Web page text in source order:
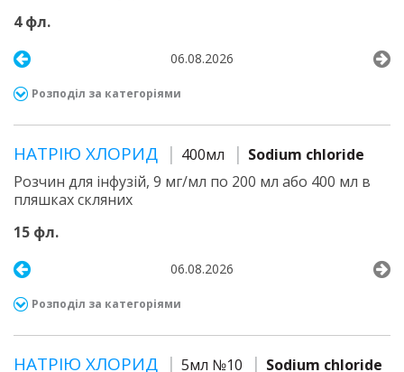
4 фл.
06.08.2026
Розподіл за категоріями
НАТРІЮ ХЛОРИД 400мл
Sodium chloride
Розчин для інфузій, 9 мг/мл по 200 мл або 400 мл в
пляшках скляних
15 фл.
06.08.2026
Розподіл за категоріями
НАТРІЮ ХЛОРИД 5мл №10
Sodium chloride